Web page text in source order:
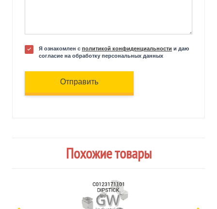
Я ознакомлен с политикой конфиденциальности и даю
согласие на обработку персональных данных
Отправить
Похожие товары